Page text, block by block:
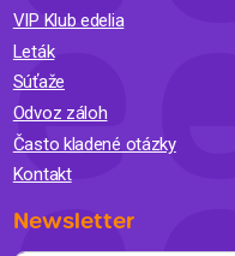
VIP Klub edelia
Leták
Súťaže
Odvoz záloh
Často kladené otázky
Kontakt
Newsletter